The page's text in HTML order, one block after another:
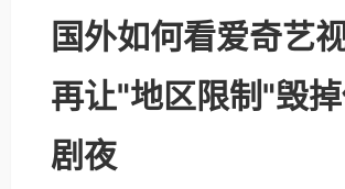
国外如何看爱奇艺
再让"地区限制"毁
剧夜